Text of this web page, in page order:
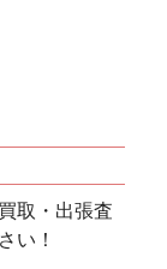
取・出張査
い！